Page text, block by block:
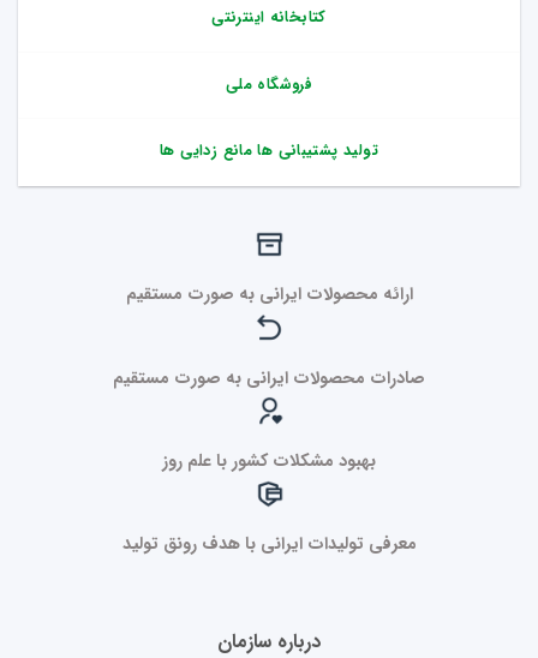
کتابخانه اینترنتی
فروشگاه ملی
تولید پشتیبانی ها مانع زدایی ها
ارائه محصولات ایرانی به صورت مستقیم
صادرات محصولات ایرانی به صورت مستقیم
بهبود مشکلات کشور با علم روز
معرفی تولیدات ایرانی با هدف رونق تولید
درباره سازمان